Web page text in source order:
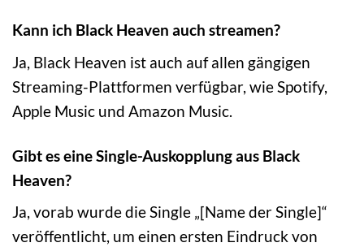
Kann ich Black Heaven auch streamen?
Ja, Black Heaven ist auch auf allen gängigen
Streaming-Plattformen verfügbar, wie Spotify,
Apple Music und Amazon Music.
Gibt es eine Single-Auskopplung aus Black
Heaven?
Ja, vorab wurde die Single „[Name der Single]“
veröffentlicht, um einen ersten Eindruck von